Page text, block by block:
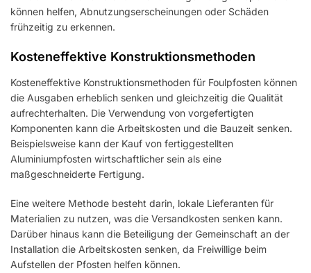
können helfen, Abnutzungserscheinungen oder Schäden
frühzeitig zu erkennen.
Kosteneffektive Konstruktionsmethoden
Kosteneffektive Konstruktionsmethoden für Foulpfosten können
die Ausgaben erheblich senken und gleichzeitig die Qualität
aufrechterhalten. Die Verwendung von vorgefertigten
Komponenten kann die Arbeitskosten und die Bauzeit senken.
Beispielsweise kann der Kauf von fertiggestellten
Aluminiumpfosten wirtschaftlicher sein als eine
maßgeschneiderte Fertigung.
Eine weitere Methode besteht darin, lokale Lieferanten für
Materialien zu nutzen, was die Versandkosten senken kann.
Darüber hinaus kann die Beteiligung der Gemeinschaft an der
Installation die Arbeitskosten senken, da Freiwillige beim
Aufstellen der Pfosten helfen können.